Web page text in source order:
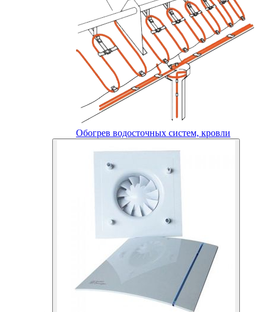
Обогрев водосточных систем, кровли